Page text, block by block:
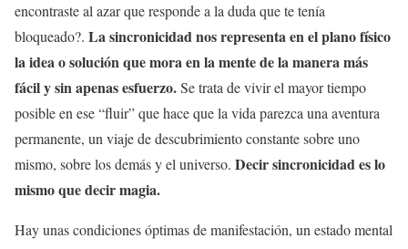
encontraste al azar que responde a la duda que te tenía
bloqueado?. La sincronicidad nos representa en el plano físico
la idea o solución que mora en la mente de la manera más
fácil y sin apenas esfuerzo.Se trata de vivir el mayor tiempo
posible en ese “fluir” que hace que la vida parezca una aventura
permanente, un viaje de descubrimiento constante sobre uno
mismo, sobre los demás y el universo. Decir sincronicidad es lo
mismo que decir magia.
Hay unas condiciones óptimas de manifestación, un estado mental